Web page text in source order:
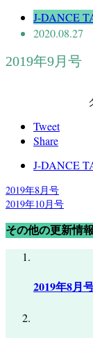
J-DANCE
2020.08.27
2019年9月号
Tweet
Share
J-DANCE
2019年8月号
2019年10月号
その他の更新情報
2019年8月